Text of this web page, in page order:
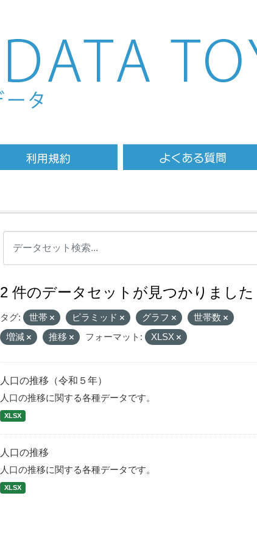
2 件のデータセットが見つかりました
タグ: 世帯 ピラミッド グラフ
世帯数
増減
推移 フォーマット: XLSX
人口の推移（令和５年）
人口の推移に関する各種データです。
XLSX
人口の推移
人口の推移に関する各種データです。
XLSX